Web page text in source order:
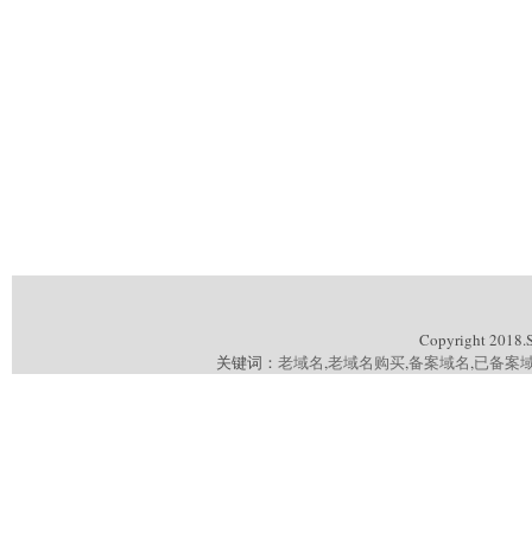
Copyright
关键词： 老域名,老域名购买,备案域名,已备案